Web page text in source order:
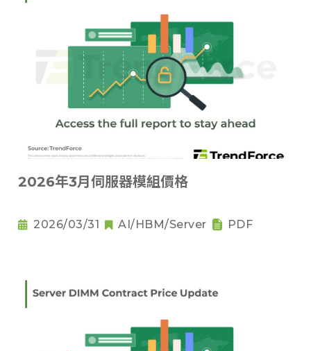
2026年3月伺服器模組價格
2026/03/31 AI/HBM/Server PDF